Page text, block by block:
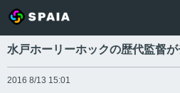
水戸ホーリーホックの歴代監督
2016 8/13 15:01